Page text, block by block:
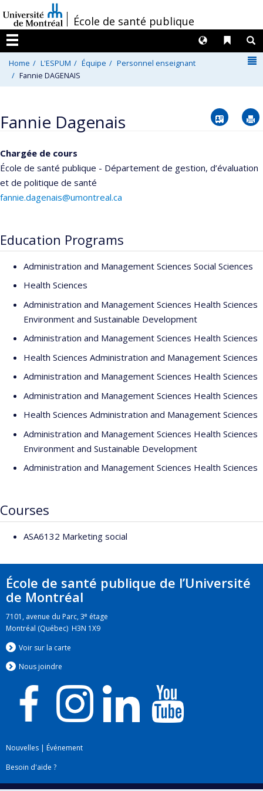
au
contenu
/École de santé publique
Menu
Liens
Langues
Home L'ESPUM Équipe
Personnel enseignant
Fannie DAGENAIS
Fannie Dagenais Vcard
Chargée de cours
École de santé publique - Département de gestion, d’évaluation
et de politique de santé
fannie.dagenais@umontreal.ca
Education Programs
Administration and Management Sciences Social Sciences
Health Sciences
Administration and Management Sciences Health Sciences
Environment and Sustainable Development
Administration and Management Sciences Health Sciences
Health Sciences Administration and Management Sciences
Administration and Management Sciences Health Sciences
Administration and Management Sciences Health Sciences
Health Sciences Administration and Management Sciences
Administration and Management Sciences Health Sciences
Environment and Sustainable Development
Administration and Management Sciences Health Sciences
Courses
ASA6132 Marketing social
École de santé publique de l’Université
de Montréal
7101, avenue du Parc, 3e étage
Montréal (Québec) H3N 1X9
Voir sur la carte
Nous joindre
Nouvelles | Événement
Besoin d'aide ?
Plan du site|Accessibilité